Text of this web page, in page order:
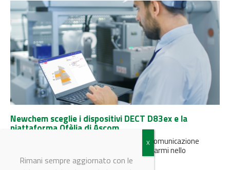
Newchem sceglie i dispositivi DECT D83ex e la
piattaforma Ofèlia di Ascom
L'azienda chimico-farmaceutica migliora la comunicazione
interna e ottimizza la gestione e l’invio di allarmi nello
stabilimento di Verona, grazie a...
Rimani sempre aggiornato con le